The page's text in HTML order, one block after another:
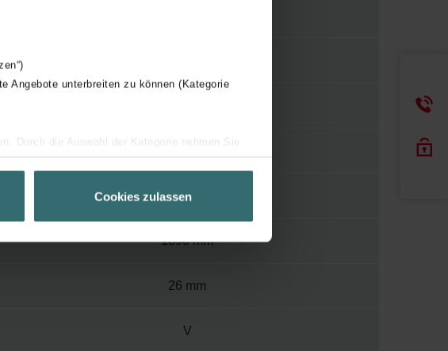
Angebote unterbreiten zu können (Kategorie
Durch die Auswahl der Kategorie nehmen Sie
und Ihnen maßgeschneiderte Informationen
selbstverständlich über einen Link in der
Cookies zulassen
500 mm
1890 mm
26 mm
V